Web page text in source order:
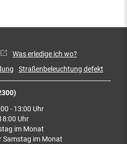
- 13:00 Uhr
Uhr
im Monat
Samstag im Monat
Was erledige ich wo?
Straßenbeleuchtung defekt